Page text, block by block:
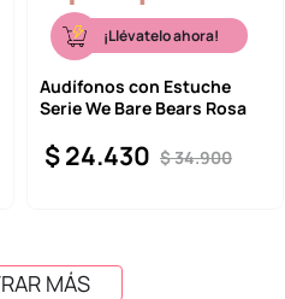
¡Llévatelo ahora!
Audífonos con Estuche
Serie We Bare Bears Rosa
$34.900
$24.430
MÁS